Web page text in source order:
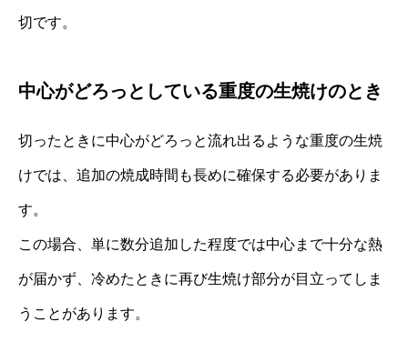
切です。
中心がどろっとしている重度の生焼けのとき
切ったときに中心がどろっと流れ出るような重度の生焼
けでは、追加の焼成時間も長めに確保する必要がありま
す。
この場合、単に数分追加した程度では中心まで十分な熱
が届かず、冷めたときに再び生焼け部分が目立ってしま
うことがあります。